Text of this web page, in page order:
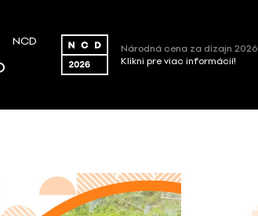
NCD
Národná cena za dizajn 2026
Klikni pre viac informácií!